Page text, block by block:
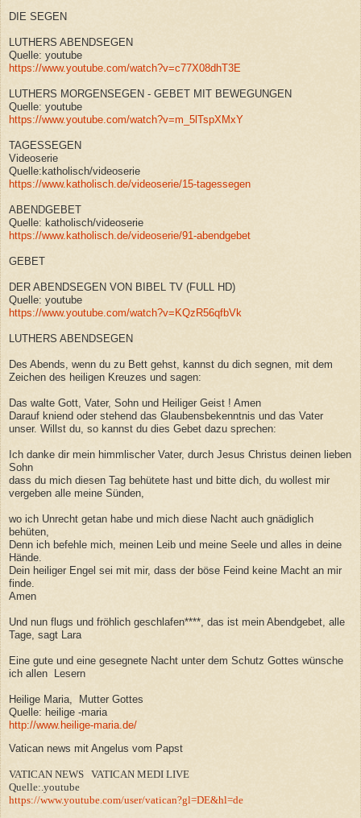
DIE SEGEN
LUTHERS ABENDSEGEN
Quelle: youtube
https://www.youtube.com/watch?v=c77X08dhT3E
LUTHERS MORGENSEGEN - GEBET MIT BEWEGUNGEN
Quelle: youtube
https://www.youtube.com/watch?v=m_5lTspXMxY
TAGESSEGEN
Videoserie
Quelle:katholisch/videoserie
https://www.katholisch.de/videoserie/15-tagessegen
ABENDGEBET
Quelle: katholisch/videoserie
https://www.katholisch.de/videoserie/91-abendgebet
GEBET
DER ABENDSEGEN VON BIBEL TV (FULL HD)
Quelle: youtube
https://www.youtube.com/watch?v=KQzR56qfbVk
LUTHERS ABENDSEGEN
Des Abends, wenn du zu Bett gehst, kannst du dich segnen, mit dem
Zeichen des heiligen Kreuzes und sagen:
Das walte Gott, Vater, Sohn und Heiliger Geist ! Amen
Darauf kniend oder stehend das Glaubensbekenntnis und das Vater
unser. Willst du, so kannst du dies Gebet dazu sprechen:
Ich danke dir mein himmlischer Vater, durch Jesus Christus deinen lieben
Sohn
dass du mich diesen Tag behütete hast und bitte dich, du wollest mir
vergeben alle meine Sünden,
wo ich Unrecht getan habe und mich diese Nacht auch gnädiglich
behüten,
Denn ich befehle mich, meinen Leib und meine Seele und alles in deine
Hände.
Dein heiliger Engel sei mit mir, dass der böse Feind keine Macht an mir
finde.
Amen
Und nun flugs und fröhlich geschlafen****, das ist mein Abendgebet, alle
Tage, sagt Lara
Eine gute und eine gesegnete Nacht unter dem Schutz Gottes wünsche
ich allen Lesern
Heilige Maria, Mutter Gottes
Quelle: heilige -maria
http://www.heilige-maria.de/
Vatican news mit Angelus vom Papst
VATICAN NEWS VATICAN MEDI LIVE
Quelle:.youtube
https://www.youtube.com/user/vatican?gl=DE&hl=de